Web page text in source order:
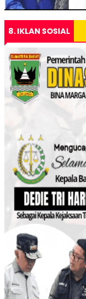
8. IKLAN SOSIAL